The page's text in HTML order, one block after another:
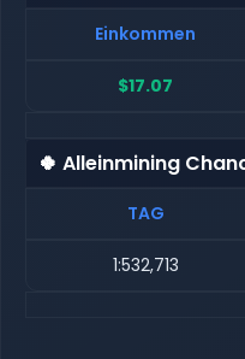
Einkommen
$17.07
🍀 Alleinmining
TAG
1:532,713